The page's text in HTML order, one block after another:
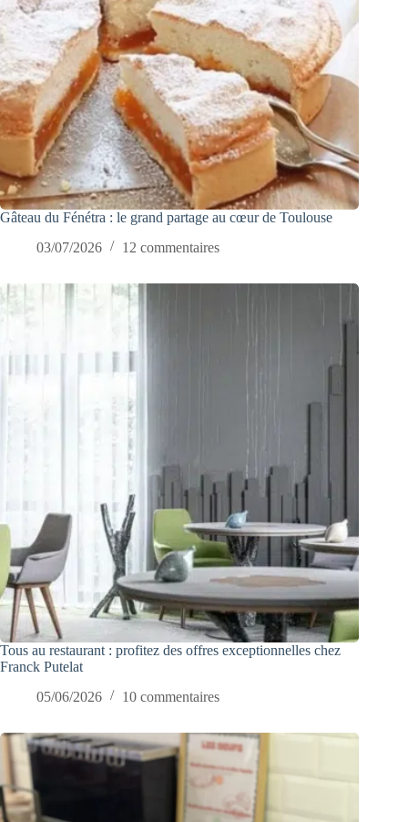
Gâteau du Fénétra : le grand partage au cœur de Toulouse
03/07/2026
12 commentaires
Tous au restaurant : profitez des offres exceptionnelles chez
Franck Putelat
05/06/2026
10 commentaires